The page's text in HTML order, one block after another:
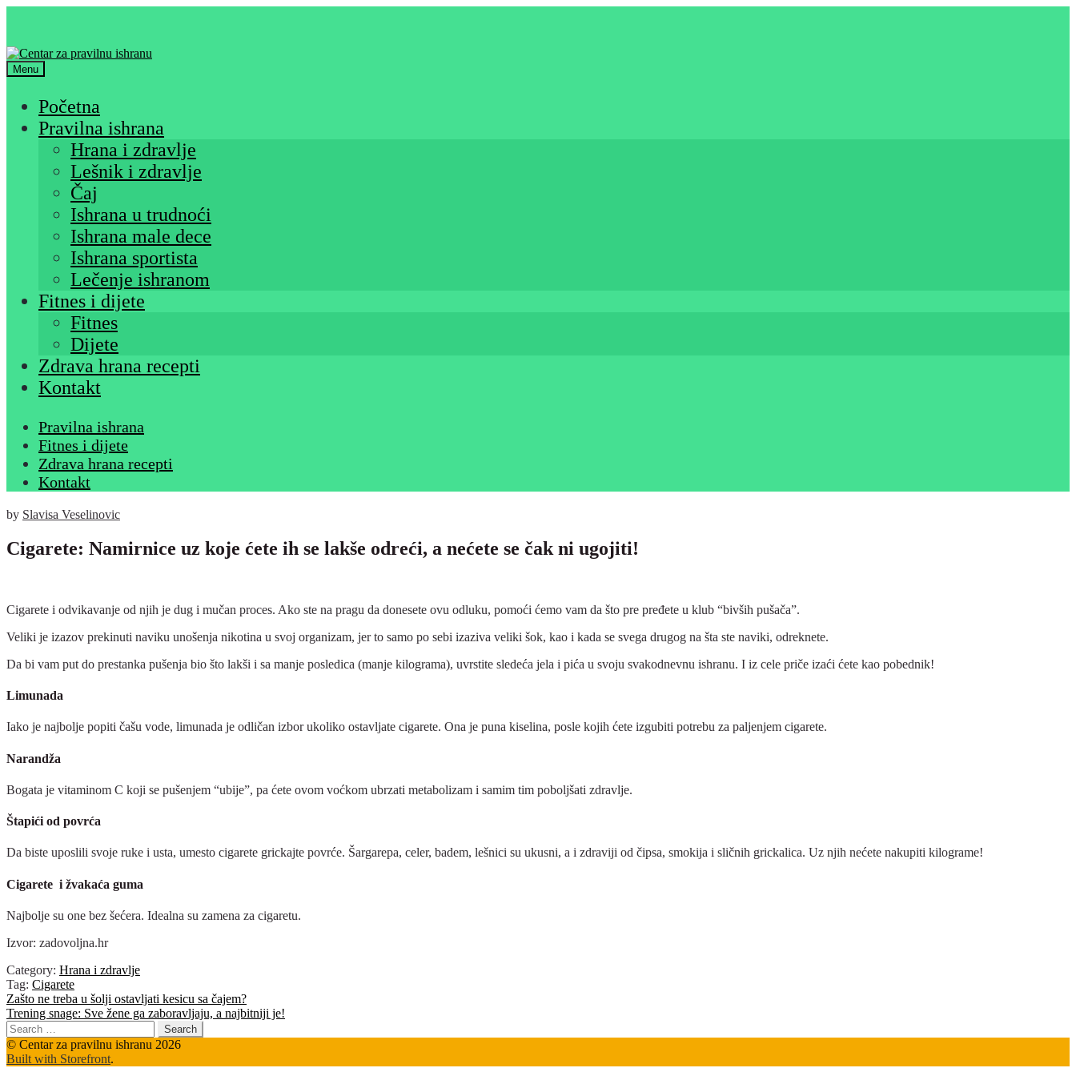
Menu
Početna
Pravilna ishrana
Hrana i zdravlje
Lešnik i zdravlje
Čaj
Ishrana u trudnoći
Ishrana male dece
Ishrana sportista
Lečenje ishranom
Fitnes i dijete
Fitnes
Dijete
Zdrava hrana recepti
Kontakt
Pravilna ishrana
Fitnes i dijete
Zdrava hrana recepti
Kontakt
by Slavisa Veselinovic
Cigarete: Namirnice uz koje ćete ih se lakše odreći, a nećete se čak ni ugojiti!
Cigarete i odvikavanje od njih je dug i mučan proces. Ako ste na pragu da donesete ovu odluku, pomoći ćemo vam da što pre pređete u klub “bivših pušača”.
Veliki je izazov prekinuti naviku unošenja nikotina u svoj organizam, jer to samo po sebi izaziva veliki šok, kao i kada se svega drugog na šta ste naviki, odreknete.
Da bi vam put do prestanka pušenja bio što lakši i sa manje posledica (manje kilograma), uvrstite sledeća jela i pića u svoju svakodnevnu ishranu. I iz cele priče izaći ćete kao pobednik!
Limunada
Iako je najbolje popiti čašu vode, limunada je odličan izbor ukoliko ostavljate cigarete. Ona je puna kiselina, posle kojih ćete izgubiti potrebu za paljenjem cigarete.
Narandža
Bogata je vitaminom C koji se pušenjem “ubije”, pa ćete ovom voćkom ubrzati metabolizam i samim tim poboljšati zdravlje.
Štapići od povrća
Da biste uposlili svoje ruke i usta, umesto cigarete grickajte povrće. Šargarepa, celer, badem, lešnici su ukusni, a i zdraviji od čipsa, smokija i sličnih grickalica. Uz njih nećete nakupiti kilograme!
Cigarete i žvakaća guma
Najbolje su one bez šećera. Idealna su zamena za cigaretu.
Izvor: zadovoljna.hr
Category: Hrana i zdravlje
Tag: Cigarete
Post
navigation
Previous
post:
Zašto ne treba u šolji ostavljati kesicu sa čajem?
Next
post:
Trening snage: Sve žene ga zaboravljaju, a najbitniji je!
Search
for:
© Centar za pravilnu ishranu 2026
Built with Storefront.